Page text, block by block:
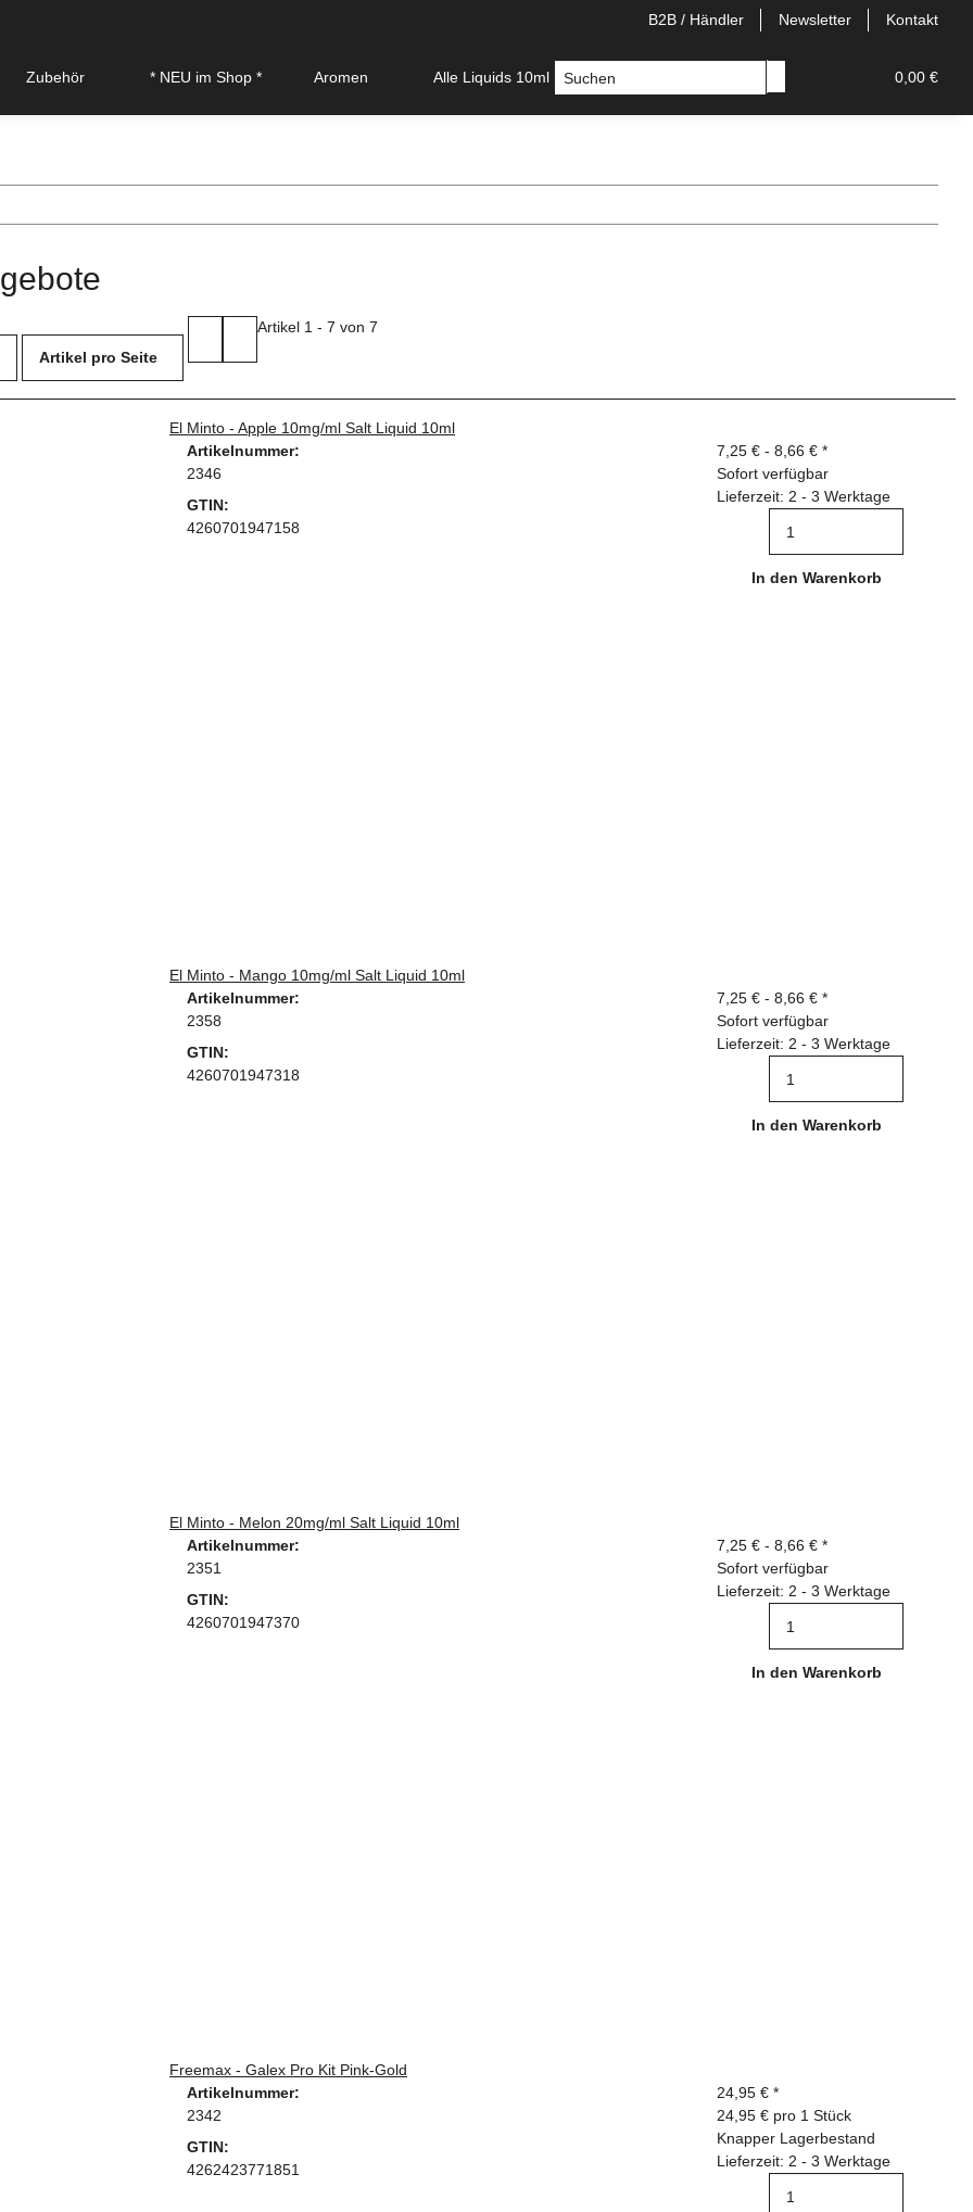
B2B / Händler Newsletter Kontakt
0,00 €
Zubehör * NEU im Shop * Aromen Alle Liquids 10ml Einweg/Pods
Artikel pro Seite
Artikel 1 - 7 von 7
El Minto - Apple 10mg/ml Salt Liquid 10ml
Artikelnummer:
2346
GTIN:
4260701947158
7,25 € - 8,66 € *
Sofort verfügbar
Lieferzeit: 2 - 3 Werktage
In den Warenkorb
El Minto - Mango 10mg/ml Salt Liquid 10ml
Artikelnummer:
2358
GTIN:
4260701947318
7,25 € - 8,66 € *
Sofort verfügbar
Lieferzeit: 2 - 3 Werktage
In den Warenkorb
El Minto - Melon 20mg/ml Salt Liquid 10ml
Artikelnummer:
2351
GTIN:
4260701947370
7,25 € - 8,66 € *
Sofort verfügbar
Lieferzeit: 2 - 3 Werktage
In den Warenkorb
Freemax - Galex Pro Kit Pink-Gold
Artikelnummer:
2342
GTIN:
4262423771851
24,95 € *
24,95 € pro 1 Stück
Knapper Lagerbestand
Lieferzeit: 2 - 3 Werktage